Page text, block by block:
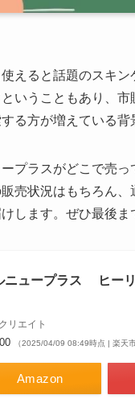
えると話題のスキ
いうこともあり、
る方が増えている
プラスがどこで売
売状況はもちろん
します。ぜひ最後
ニュープラス ヒ
リエイト
（2025/04/09 08:49時点 | 楽天市
Amazon